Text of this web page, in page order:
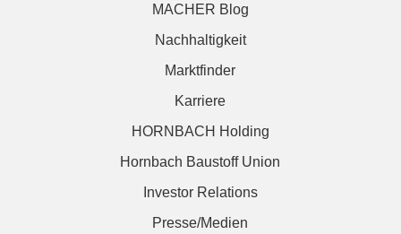
MACHER Blog
Nachhaltigkeit
Marktfinder
Karriere
HORNBACH Holding
Hornbach Baustoff Union
Investor Relations
Presse/Medien